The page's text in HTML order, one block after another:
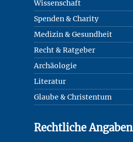
Wissenschaft
Spenden & Charity
Medizin & Gesundheit
Recht & Ratgeber
Archäologie
Literatur
Glaube & Christentum
Rechtliche Angaben